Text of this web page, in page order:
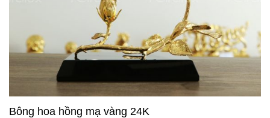
Bông hoa hồng mạ vàng 24K